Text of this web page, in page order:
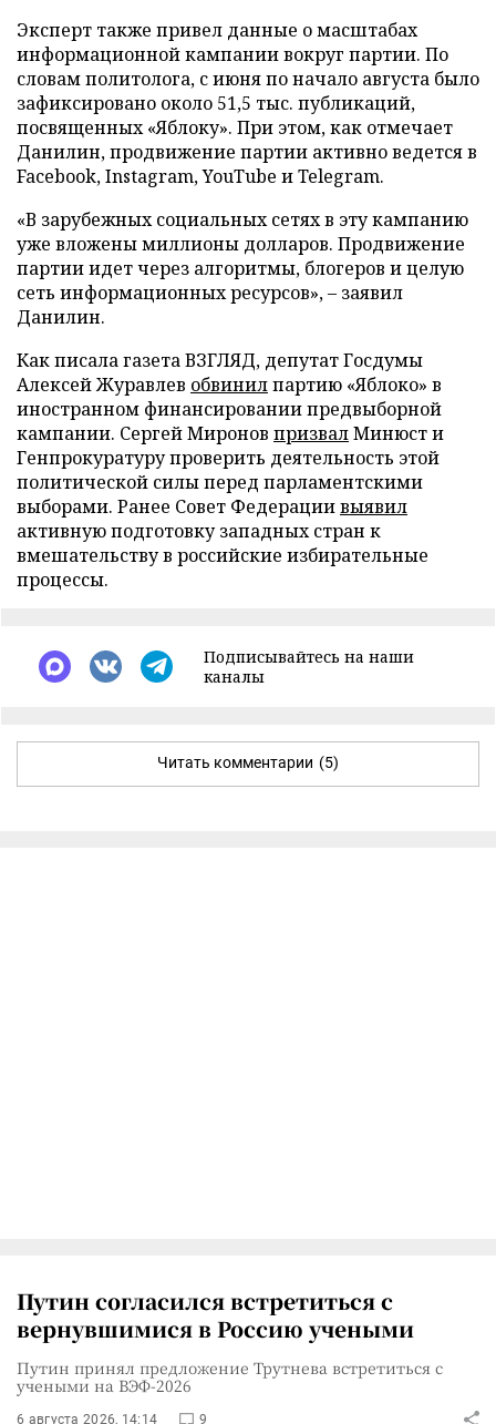
Эксперт также привел данные о масштабах
информационной кампании вокруг партии. По
словам политолога, с июня по начало августа было
зафиксировано около 51,5 тыс. публикаций,
посвященных «Яблоку». При этом, как отмечает
Данилин, продвижение партии активно ведется в
Facebook, Instagram, YouTube и Telegram.
«В зарубежных социальных сетях в эту кампанию
уже вложены миллионы долларов. Продвижение
партии идет через алгоритмы, блогеров и целую
сеть информационных ресурсов», – заявил
Данилин.
Как писала газета ВЗГЛЯД, депутат Госдумы
Алексей Журавлев обвинилпартию «Яблоко» в
иностранном финансировании предвыборной
кампании. Сергей Миронов призвалМинюст и
Генпрокуратуру проверить деятельность этой
политической силы перед парламентскими
выборами. Ранее Совет Федерациивыявил
активную подготовку западных стран к
вмешательству в российские избирательные
процессы.
Подписывайтесь на наши
каналы
Читать комментарии (5)
Путин согласился встретиться с
вернувшимися в Россию учеными
Путин принял предложение Трутнева встретиться с
учеными на ВЭФ-2026
6 августа 2026, 14:14 9